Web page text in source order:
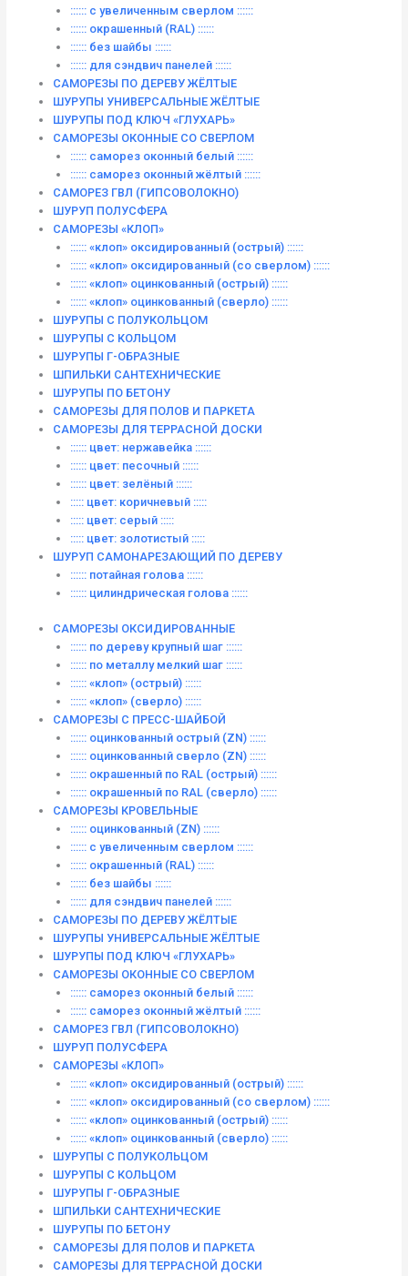
:::::: с увеличенным сверлом ::::::
:::::: окрашенный (RAL) ::::::
:::::: без шайбы ::::::
:::::: для сэндвич панелей ::::::
САМОРЕЗЫ ПО ДЕРЕВУ ЖЁЛТЫЕ
ШУРУПЫ УНИВЕРСАЛЬНЫЕ ЖЁЛТЫЕ
ШУРУПЫ ПОД КЛЮЧ «ГЛУХАРЬ»
САМОРЕЗЫ ОКОННЫЕ СО СВЕРЛОМ
:::::: саморез оконный белый ::::::
:::::: саморез оконный жёлтый ::::::
САМОРЕЗ ГВЛ (ГИПСОВОЛОКНО)
ШУРУП ПОЛУСФЕРА
САМОРЕЗЫ «КЛОП»
:::::: «клоп» оксидированный (острый) ::::::
:::::: «клоп» оксидированный (со сверлом) ::::::
:::::: «клоп» оцинкованный (острый) ::::::
:::::: «клоп» оцинкованный (сверло) ::::::
ШУРУПЫ С ПОЛУКОЛЬЦОМ
ШУРУПЫ С КОЛЬЦОМ
ШУРУПЫ Г-ОБРАЗНЫЕ
ШПИЛЬКИ САНТЕХНИЧЕСКИЕ
ШУРУПЫ ПО БЕТОНУ
САМОРЕЗЫ ДЛЯ ПОЛОВ И ПАРКЕТА
САМОРЕЗЫ ДЛЯ ТЕРРАСНОЙ ДОСКИ
:::::: цвет: нержавейка ::::::
:::::: цвет: песочный ::::::
:::::: цвет: зелёный ::::::
::::: цвет: коричневый :::::
::::: цвет: серый :::::
::::: цвет: золотистый :::::
ШУРУП САМОНАРЕЗАЮЩИЙ ПО ДЕРЕВУ
:::::: потайная голова ::::::
:::::: цилиндрическая голова ::::::
САМОРЕЗЫ ОКСИДИРОВАННЫЕ
:::::: по дереву крупный шаг ::::::
:::::: по металлу мелкий шаг ::::::
:::::: «клоп» (острый) ::::::
:::::: «клоп» (сверло) ::::::
САМОРЕЗЫ С ПРЕСС-ШАЙБОЙ
:::::: оцинкованный острый (ZN) ::::::
:::::: оцинкованный сверло (ZN) ::::::
:::::: окрашенный по RAL (острый) ::::::
:::::: окрашенный по RAL (сверло) ::::::
САМОРЕЗЫ КРОВЕЛЬНЫЕ
:::::: оцинкованный (ZN) ::::::
:::::: с увеличенным сверлом ::::::
:::::: окрашенный (RAL) ::::::
:::::: без шайбы ::::::
:::::: для сэндвич панелей ::::::
САМОРЕЗЫ ПО ДЕРЕВУ ЖЁЛТЫЕ
ШУРУПЫ УНИВЕРСАЛЬНЫЕ ЖЁЛТЫЕ
ШУРУПЫ ПОД КЛЮЧ «ГЛУХАРЬ»
САМОРЕЗЫ ОКОННЫЕ СО СВЕРЛОМ
:::::: саморез оконный белый ::::::
:::::: саморез оконный жёлтый ::::::
САМОРЕЗ ГВЛ (ГИПСОВОЛОКНО)
ШУРУП ПОЛУСФЕРА
САМОРЕЗЫ «КЛОП»
:::::: «клоп» оксидированный (острый) ::::::
:::::: «клоп» оксидированный (со сверлом) ::::::
:::::: «клоп» оцинкованный (острый) ::::::
:::::: «клоп» оцинкованный (сверло) ::::::
ШУРУПЫ С ПОЛУКОЛЬЦОМ
ШУРУПЫ С КОЛЬЦОМ
ШУРУПЫ Г-ОБРАЗНЫЕ
ШПИЛЬКИ САНТЕХНИЧЕСКИЕ
ШУРУПЫ ПО БЕТОНУ
САМОРЕЗЫ ДЛЯ ПОЛОВ И ПАРКЕТА
САМОРЕЗЫ ДЛЯ ТЕРРАСНОЙ ДОСКИ